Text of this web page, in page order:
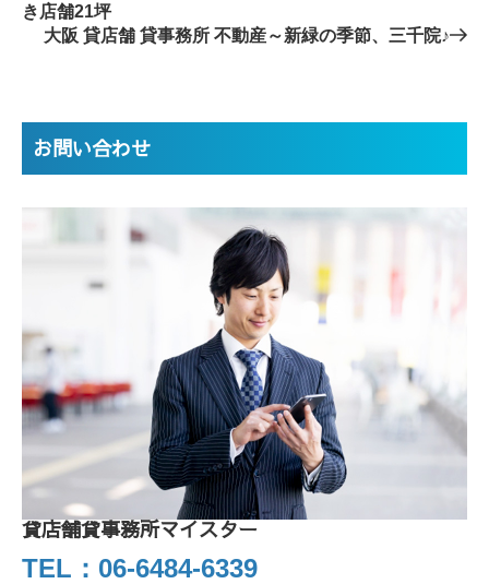
き店舗21坪
大阪 貸店舗 貸事務所 不動産～新緑の季節、三千院♪
お問い合わせ
貸店舗貸事務所マイスター
TEL：06-6484-6339